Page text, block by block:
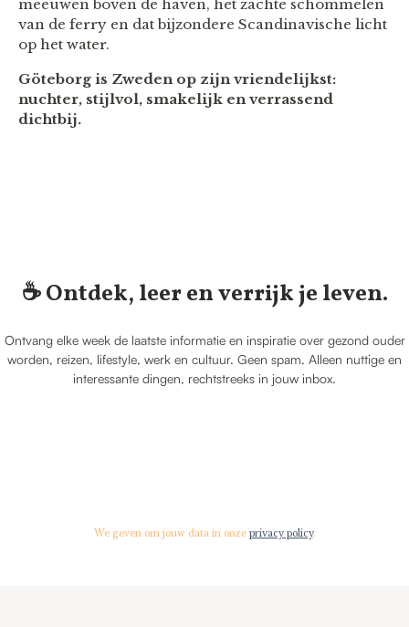
meeuwen boven de haven, het zachte schommelen
van de ferry en dat bijzondere Scandinavische licht
op het water.
Göteborg is Zweden op zijn vriendelijkst:
nuchter, stijlvol, smakelijk en verrassend
dichtbij.
☕️ Ontdek, leer en verrijk je leven.
Ontvang elke week de laatste informatie en inspiratie over gezond ouder
worden, reizen, lifestyle, werk en cultuur. Geen spam. Alleen nuttige en
interessante dingen, rechtstreeks in jouw inbox.
We geven om jouw data in onze privacy policy.